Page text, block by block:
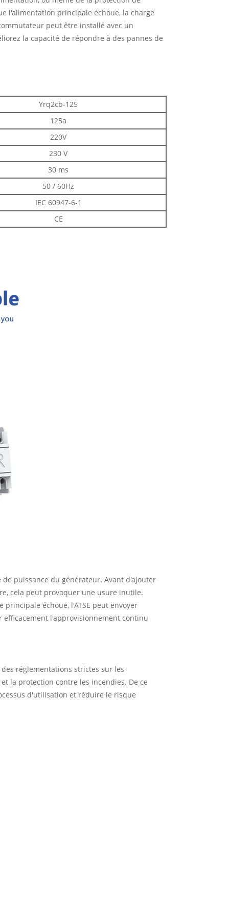
l'alimentation principale échoue, la charge
peut être installé avec un
la capacité de répondre à des pannes de
Yrq2cb-125
125a
220V
230 V
30 ms
50 / 60Hz
IEC 60947-6-1
CE
puissance du générateur. Avant d'ajouter
cela peut provoquer une usure inutile.
échoue, l'ATSE peut envoyer
l'approvisionnement continu
des réglementations strictes sur les
la protection contre les incendies. De ce
d'utilisation et réduire le risque